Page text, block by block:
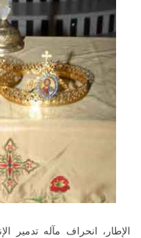
الإطار، انحراف مآله تدمير